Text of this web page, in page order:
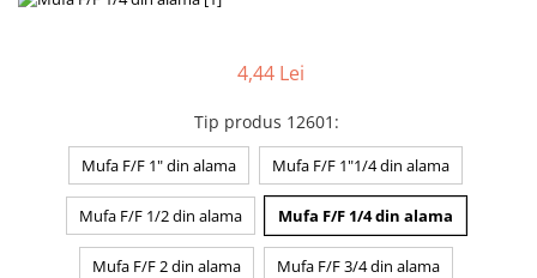
MULTIMATERIAL
4,44 Lei
Tip produs 12601 :
Mufa F/F 1" din alama Mufa F/F 1"1/4 din alama
Mufa F/F 1/2 din alama Mufa F/F 1/4 din alama
Mufa F/F 2 din alama Mufa F/F 3/4 din alama